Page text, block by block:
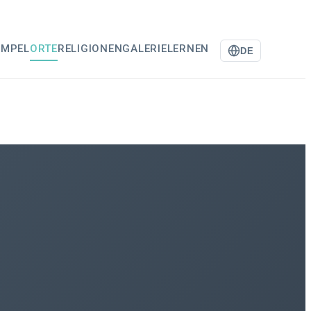
ORTERELIGIONENGALERIELERNEN DE